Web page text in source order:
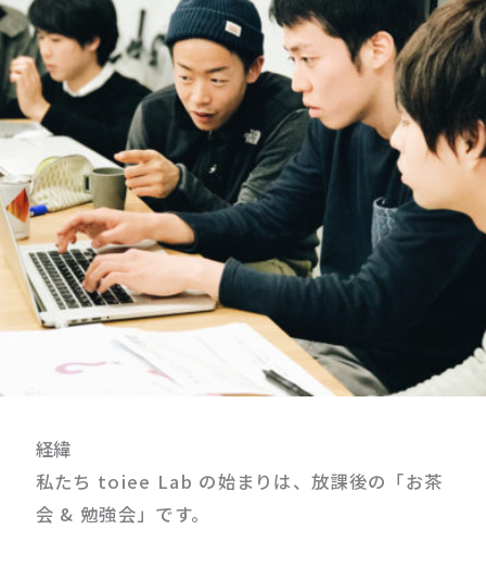
経緯
私たち toiee Lab の始まりは、放課後の「お茶
会 & 勉強会」です。